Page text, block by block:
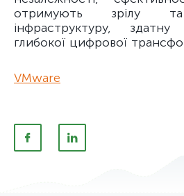
отримують зрілу та
інфраструктуру,
глибокої цифрової
VMware